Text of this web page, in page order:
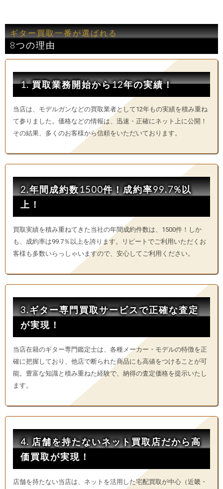
ギター買取一番が選ばれる
8つの理由
1. 買取業務開始から12年の実績！
当店は、モデルガンなどの買取業者として12年もの実績を積み重ね
て参りました。価格などの情報は、迅速・正確にネット上に公開！
その結果、多くのお客様から信頼をいただいております。
2.年間成約数1500件！成約率99.7%以
上！
買取実績を積み重ねてきた当社の年間成約件数は、1500件！しか
も、成約率は99.7％以上を誇ります。リピートでご利用いただくお
客様も多数いらっしゃいますので、安心してご利用ください。
3.ギター専門買取サービスで正確な査定
が実現！
当店在籍のギター専門鑑定士は、各種メーカー・モデルの特徴を正
確に把握しており、他店で断られた商品にも高値をつけることが可
能。豊富な知識と積み重ねた経験で、納得の査定価格を提示いたし
ます。
4. 店舗を持たないネット買取店だから高
価買取が実現！
店舗を持たない当店は、ネットを活用した宅配買取が中心（近畿・